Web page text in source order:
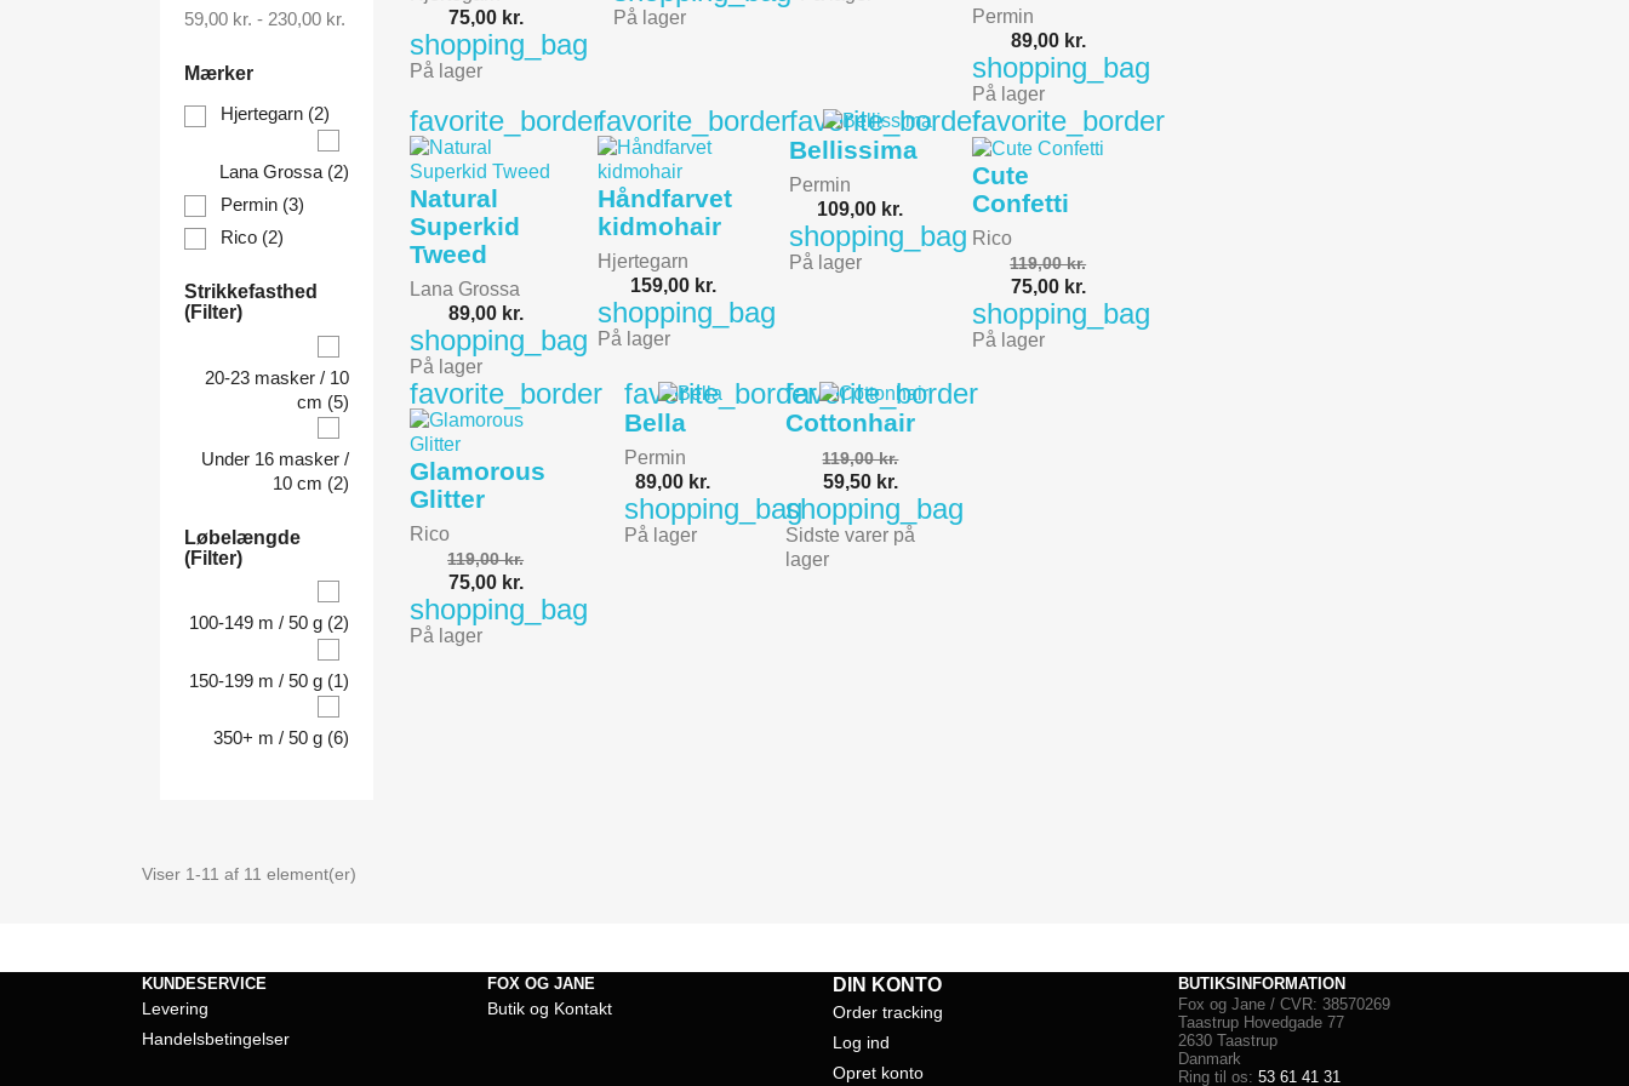
59,00 kr. - 230,00 kr.
Mærker
Hjertegarn (2)
Lana Grossa (2)
Permin (3)
Rico (2)
Strikkefasthed
(Filter)
20-23 masker / 10
cm (5)
Under 16 masker /
10 cm (2)
Løbelængde
(Filter)
100-149 m / 50 g (2)
150-199 m / 50 g (1)
350+ m / 50 g (6)
75,00 kr.
shopping_bag
På lager
På lager
Permin
89,00 kr.
shopping_bag
På lager
favorite_border
Natural
Superkid
Tweed
Lana Grossa
89,00 kr.
shopping_bag
På lager
favorite_border
Håndfarvet
kidmohair
Hjertegarn
159,00 kr.
shopping_bag
På lager
favorite_border
Bellissima
Permin
109,00 kr.
shopping_bag
På lager
favorite_border
Cute
Confetti
Rico
119,00 kr.
75,00 kr.
shopping_bag
På lager
favorite_border
Glamorous
Glitter
Rico
119,00 kr.
75,00 kr.
shopping_bag
På lager
favorite_border
Bella
Permin
89,00 kr.
shopping_bag
På lager
favorite_border
Cottonhair
119,00 kr.
59,50 kr.
shopping_bag
Sidste varer på
lager
Viser 1-11 af 11 element(er)
KUNDESERVICE
Levering
Handelsbetingelser
FOX OG JANE
Butik og Kontakt
DIN KONTO
Order tracking
Log ind
Opret konto
BUTIKSINFORMATION
Fox og Jane / CVR: 38570269
Taastrup Hovedgade 77
2630 Taastrup
Danmark
Ring til os: 53 61 41 31